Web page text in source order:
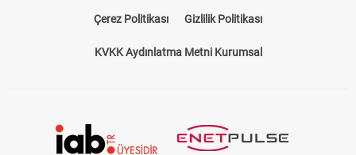
Çerez Politikası Gizlilik Politikası
KVKK Aydınlatma Metni Kurumsal